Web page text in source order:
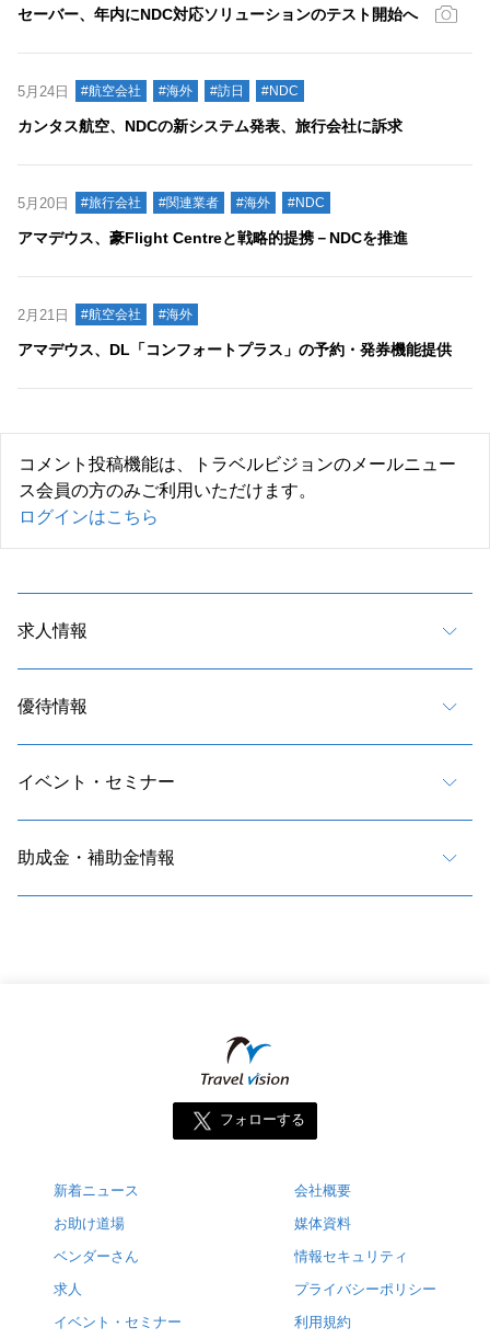
セーバー、年内にNDC対応ソリューションのテスト開始へ
5月24日 #航空会社 #海外 #訪日 #NDC
カンタス航空、NDCの新システム発表、旅行会社に訴求
5月20日 #旅行会社 #関連業者 #海外 #NDC
アマデウス、豪Flight Centreと戦略的提携－NDCを推進
2月21日 #航空会社 #海外
アマデウス、DL「コンフォートプラス」の予約・発券機能提供
コメント投稿機能は、トラベルビジョンのメールニュー
ス会員の方のみご利用いただけます。
ログインはこちら
求人情報
優待情報
イベント・セミナー
助成金・補助金情報
フォローする
新着ニュース
お助け道場
ベンダーさん
求人
イベント・セミナー
会社概要
媒体資料
情報セキュリティ
プライバシーポリシー
利用規約